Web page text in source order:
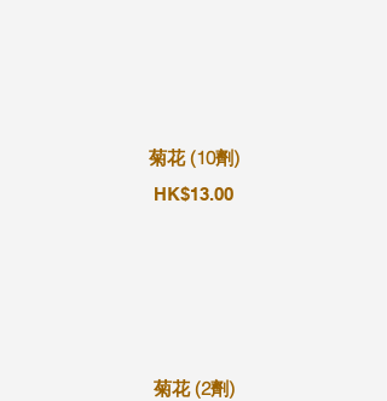
菊花 (10劑)
HK$13.00
菊花 (2劑)